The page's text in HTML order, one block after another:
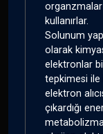
kullanırlar.
Solunum
olarak
elektronlar
tepkimesi
elektron
çıkardığı